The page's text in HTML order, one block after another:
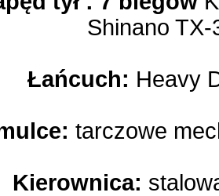
Shinano TX-
Łańcuch: Heavy
tarczowe
Kierownica: